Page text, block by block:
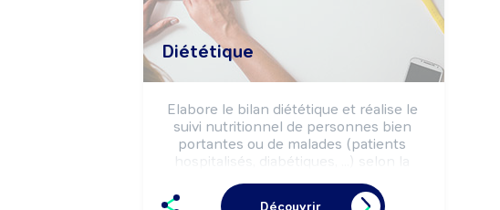
Diététique
Elabore le bilan diététique et réalise le
suivi nutritionnel de personnes bien
portantes ou de malades (patients
hospitalisés, diabétiques, ...) selon la
Découvrir